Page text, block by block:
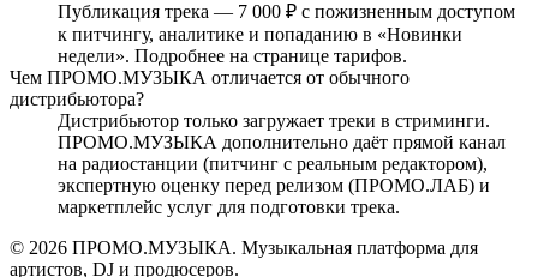
Публикация трека — 7 000 ₽ с пожизненным доступом
к питчингу, аналитике и попаданию в «Новинки
недели». Подробнее на странице тарифов.
Чем ПРОМО.МУЗЫКА отличается от обычного
дистрибьютора?
Дистрибьютор только загружает треки в стриминги.
ПРОМО.МУЗЫКА дополнительно даёт прямой канал
на радиостанции (питчинг с реальным редактором),
экспертную оценку перед релизом (ПРОМО.ЛАБ) и
маркетплейс услуг для подготовки трека.
© 2026 ПРОМО.МУЗЫКА. Музыкальная платформа для
артистов, DJ и продюсеров.